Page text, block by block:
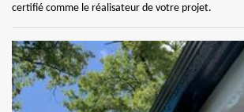
certifié comme le réalisateur de votre projet.